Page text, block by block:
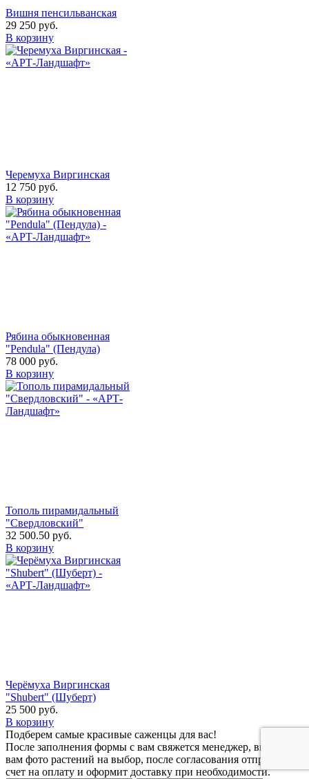
Вишня пенсильванская
29 250 руб.
В корзину
Черемуха Виргинская
12 750 руб.
В корзину
Рябина обыкновенная
"Pendula" (Пендула)
78 000 руб.
В корзину
Тополь пирамидальный
"Свердловский"
32 500.50 руб.
В корзину
Черёмуха Виргинская
"Shubert" (Шуберт)
25 500 руб.
В корзину
Подберем самые красивые саженцы для вас!
После заполнения формы с вам свяжется менеджер, вышлет
вам фото растений на выбор, после согласования отправит
счет на оплату и оформит доставку при необходимости.